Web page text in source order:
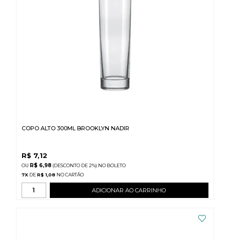
COPO ALTO 300ML BROOKLYN NADIR
R$ 7,12
R$ 6,98 (DESCONTO DE 2%) NO BOLETO
7X DE R$ 1,08
ADICIONAR AO CARRINHO